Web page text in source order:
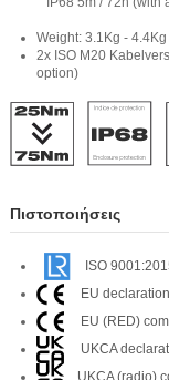
Weight: 3.1Kg - 4.4Kg
2x ISO M20
option)
Πιστοποιήσεις
ISO
EU declaration
EU (RED)
UKCA
UKCA (radio)